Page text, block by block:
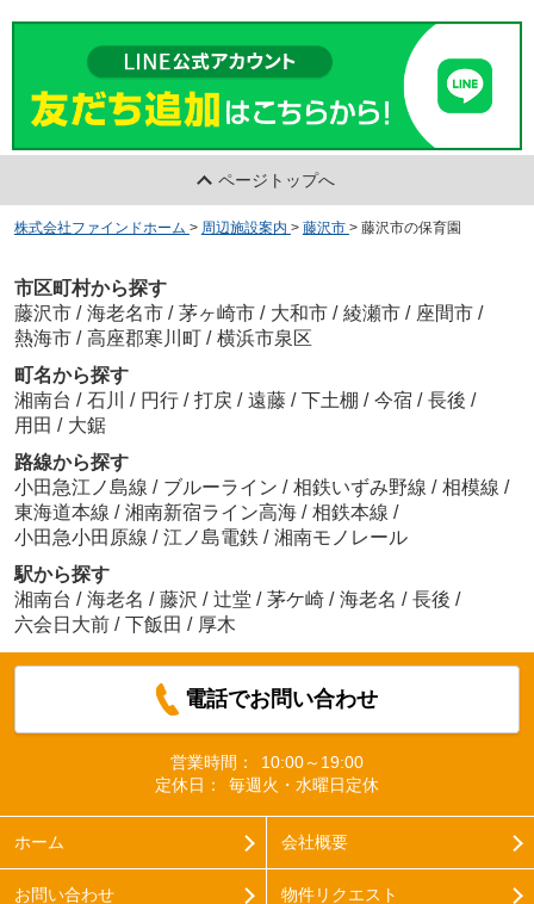
ページトップへ
株式会社ファインドホーム > 周辺施設案内 > 藤沢市 > 藤沢市の保育園
市区町村から探す
藤沢市 / 海老名市 / 茅ヶ崎市 / 大和市 / 綾瀬市 / 座間市 /
熱海市 / 高座郡寒川町 / 横浜市泉区
町名から探す
湘南台 / 石川 / 円行 / 打戻 / 遠藤 / 下土棚 / 今宿 / 長後 /
用田 / 大鋸
路線から探す
小田急江ノ島線 / ブルーライン / 相鉄いずみ野線 / 相模線 /
東海道本線 / 湘南新宿ライン高海 / 相鉄本線 /
小田急小田原線 / 江ノ島電鉄 / 湘南モノレール
駅から探す
湘南台 / 海老名 / 藤沢 / 辻堂 / 茅ケ崎 / 海老名 / 長後 /
六会日大前 / 下飯田 / 厚木
電話でお問い合わせ
営業時間：
10:00～19:00
定休日：
毎週火・水曜日定休
ホーム 会社概要
お問い合わせ 物件リクエスト